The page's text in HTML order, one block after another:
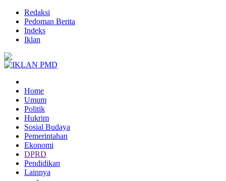
Redaksi
Pedoman Berita
Indeks
Iklan
Home
Umum
Politik
Hukrim
Sosial Budaya
Pemerintahan
Ekonomi
DPRD
Pendidikan
Lainnya